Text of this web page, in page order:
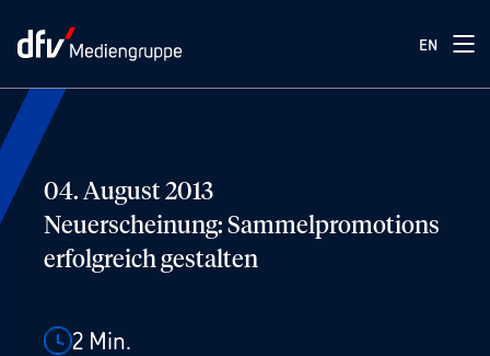
EN
04. August 2013
Neuerscheinung: Sammelpromotions
erfolgreich gestalten
2 Min.